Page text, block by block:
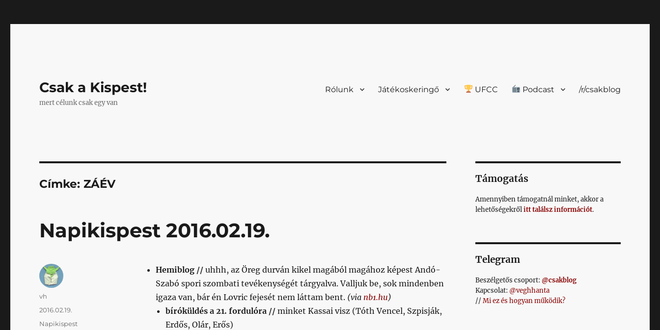
Csak a Kispest!
mert célunk csak egy van
Rólunk Játékoskeringő UFCC Podcast /r/csakblog
Címke:ZÁÉV
Napikispest 2016.02.19.
Hemiblog //uhhh, az Öreg durván kikel magából magához képest Andó-
Szabó spori szombati tevékenységét tárgyalva. Valljuk be, sok mindenben
igaza van, bár én Lovric fejesét nem láttam bent. (via nb1.hu)
bíróküldés a 21. fordulóra // minket Kassai visz (Tóth Vencel, Szpisják,
Erdős, Olár, Erős)
Szerző
vh
Közzétéve
2016.02.19.
Kategória
Napikispest
Támogatás
Amennyiben támogatnál minket, akkor a
lehetőségekrőlitt találsz információt.
Telegram
Beszélgetős csoport: @csakblog
Kapcsolat: @veghhanta
// Mi ez és hogyan működik?